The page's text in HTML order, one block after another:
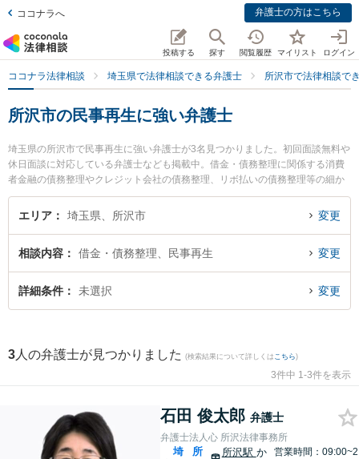
ココナラへ 弁護士の方はこちら
投稿する 探す 閲覧履歴 マイリスト ログイン
ココナラ法律相談 埼玉県で法律相談できる弁護士 所沢市で法律相談で
所沢市の民事再生に強い弁護士
埼玉県の所沢市で民事再生に強い弁護士が3名見つかりました。初回面談無料や
休日面談に対応している弁護士なども掲載中。借金・債務整理に関係する消費
者金融の債務整理やクレジット会社の債務整理、リボ払いの債務整理等の細か
な分野での絞り込み検索もでき便利です。特に弁護士法人心 所沢法律事務所の
石田 俊太郎弁護士や東京スタートアップ法律事務所 所沢支店の福島 海都弁護
ブルを今すぐに弁護士に相談したい』『民事再生のトラブル解決の実績豊富な
近くの弁護士を検索したい』『初回相談無料で民事再生を法律相談できる所沢
市内の弁護士に相談予約したい』などでお困りの相談者さんにおすすめです。
エリア 埼玉県、所沢市 変更
相談内容 借金・債務整理、民事再生 変更
詳細条件 未選択 変更
3 人の弁護士が見つかりました (検索結果について詳しくは こちら)
3件中 1-3件を表示
石田 俊太郎 弁護士
弁護士法人心 所沢法律事務所
埼
所
所沢駅 か
営業時間：09:00~2